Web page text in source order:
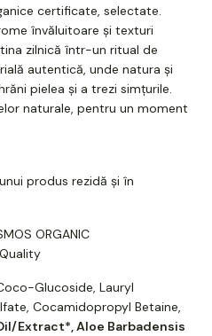
certificate, selectate.
învăluitoare și texturi
zilnică într-un ritual de
autentică, unde natura și
pielea și a trezi simțurile.
naturale, pentru un moment
produs rezidă și în
ORGANIC
Glucoside, Lauryl
Cocamidopropyl Betaine,
Extract*, Aloe Barbadensis